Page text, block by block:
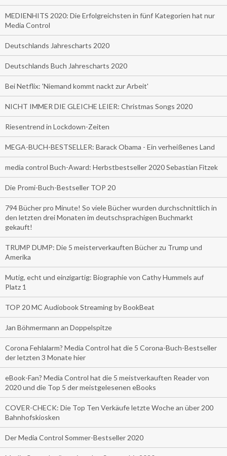
MEDIENHITS 2020: Die Erfolgreichsten in fünf Kategorien hat nur
Media Control
Deutschlands Jahrescharts 2020
Deutschlands Buch Jahrescharts 2020
Bei Netflix: 'Niemand kommt nackt zur Arbeit'
NICHT IMMER DIE GLEICHE LEIER: Christmas Songs 2020
Riesentrend in Lockdown-Zeiten
MEGA-BUCH-BESTSELLER: Barack Obama - Ein verheißenes Land
media control Buch-Award: Herbstbestseller 2020 Sebastian Fitzek
Die Promi-Buch-Bestseller TOP 20
794 Bücher pro Minute! So viele Bücher wurden durchschnittlich in
den letzten drei Monaten im deutschsprachigen Buchmarkt
gekauft!
TRUMP DUMP: Die 5 meisterverkauften Bücher zu Trump und
Amerika
Mutig, echt und einzigartig: Biographie von Cathy Hummels auf
Platz 1
TOP 20 MC Audiobook Streaming by BookBeat
Jan Böhmermann an Doppelspitze
Corona Fehlalarm? Media Control hat die 5 Corona-Buch-Bestseller
der letzten 3 Monate hier
eBook-Fan? Media Control hat die 5 meistverkauften Reader von
2020 und die Top 5 der meistgelesenen eBooks
COVER-CHECK: Die Top Ten Verkäufe letzte Woche an über 200
Bahnhofskiosken
Der Media Control Sommer-Bestseller 2020